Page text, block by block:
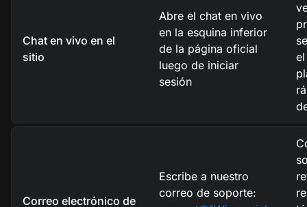
Chat en vivo en el
sitio
Abre el chat en vivo
en la esquina inferior
de la página oficial
luego de iniciar
sesión
Correo electrónico de
Escribe a nuestro
correo de soporte: